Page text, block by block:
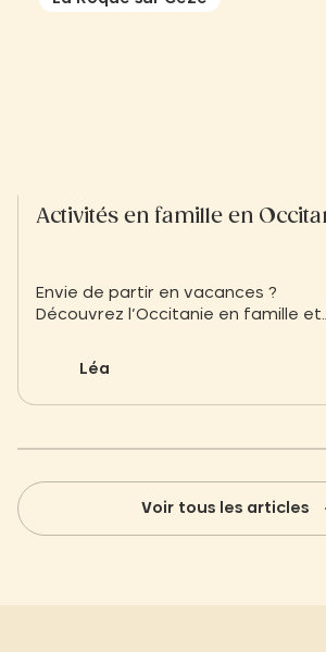
Activités en famille en
Envie de partir en vacances ?
Découvrez l’Occitanie en famille et
qu’offre cette région. Séjour culturel,
sportives, l’Occitanie propose des
camping Slow Village en Provence
Léa
Voir tous les articles